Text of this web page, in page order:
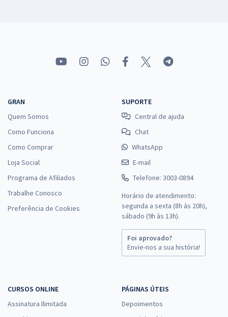
GRAN
Quem Somos
Como Funciona
Como Comprar
Loja Social
Programa de Afiliados
Trabalhe Conosco
Preferência de Cookies
SUPORTE
Central de ajuda
Chat
WhatsApp
E-mail
Telefone: 3003-0894
Horário de atendimento:
segunda a sexta (8h às 20h),
sábado (9h às 13h).
Foi aprovado?
Envie-nos a sua história!
CURSOS ONLINE
Assinatura Ilimitada
PÁGINAS ÚTEIS
Depoimentos